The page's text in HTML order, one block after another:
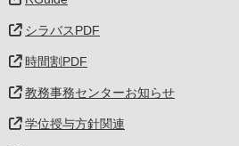
シラバスPDF
時間割PDF
教務事務センターお知らせ
学位授与方針関連